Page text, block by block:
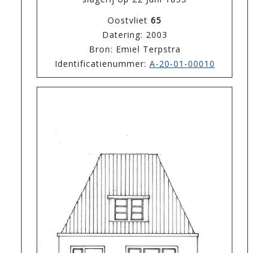
Oostvliet 65
Datering: 2003
Bron: Emiel Terpstra
Identificatienummer: A-20-01-00010